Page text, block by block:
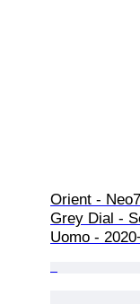
Orient -
Grey Dial -
Uomo -